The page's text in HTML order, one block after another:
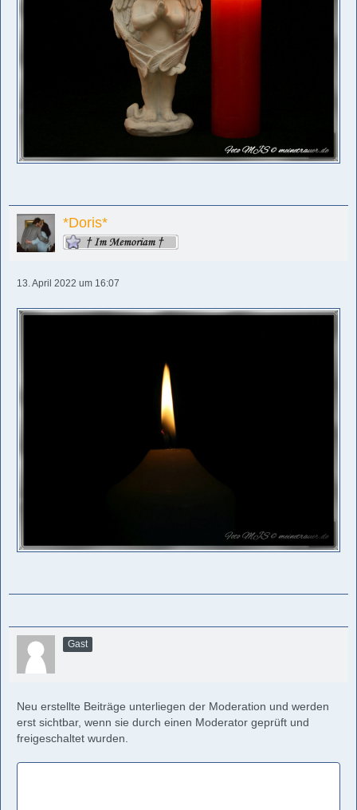
*Doris*
13. April 2022 um 16:07
Gast
Neu erstellte Beiträge unterliegen der Moderation und werden
erst sichtbar, wenn sie durch einen Moderator geprüft und
freigeschaltet wurden.